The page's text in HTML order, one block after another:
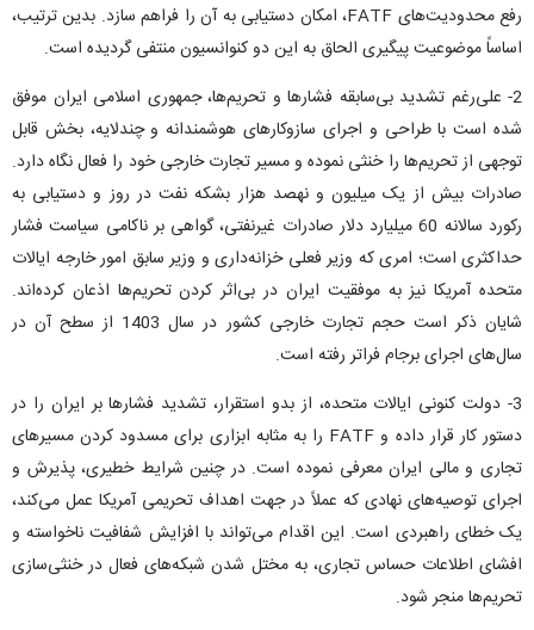
رفع محدودیت‌های FATF، امکان دستیابی به آن را فراهم سازد. بدین ترتیب،
اساساً موضوعیت پیگیری الحاق به این دو کنوانسیون منتفی گردیده است.
2- علی‌رغم تشدید بی‌سابقه فشارها و تحریم‌ها، جمهوری اسلامی ایران موفق
شده است با طراحی و اجرای سازوکارهای هوشمندانه و چندلایه، بخش قابل
توجهی از تحریم‌ها را خنثی نموده و مسیر تجارت خارجی خود را فعال نگاه دارد.
صادرات بیش از یک میلیون و نهصد هزار بشکه نفت در روز و دستیابی به
رکورد سالانه 60 میلیارد دلار صادرات غیرنفتی، گواهی بر ناکامی سیاست فشار
حداکثری است؛ امری که وزیر فعلی خزانه‌داری و وزیر سابق امور خارجه ایالات
متحده آمریکا نیز به موفقیت ایران در بی‌اثر کردن تحریم‌ها اذعان کرده‌اند.
شایان ذکر است حجم تجارت خارجی کشور در سال 1403 از سطح آن در
سال‌های اجرای برجام فراتر رفته است.
3- دولت کنونی ایالات متحده، از بدو استقرار، تشدید فشارها بر ایران را در
دستور کار قرار داده و FATF را به مثابه ابزاری برای مسدود کردن مسیرهای
تجاری و مالی ایران معرفی نموده است. در چنین شرایط خطیری، پذیرش و
اجرای توصیه‌های نهادی که عملاً در جهت اهداف تحریمی آمریکا عمل می‌کند،
یک خطای راهبردی است. این اقدام می‌تواند با افزایش شفافیت ناخواسته و
افشای اطلاعات حساس تجاری، به مختل شدن شبکه‌های فعال در خنثی‌سازی
تحریم‌ها منجر شود.